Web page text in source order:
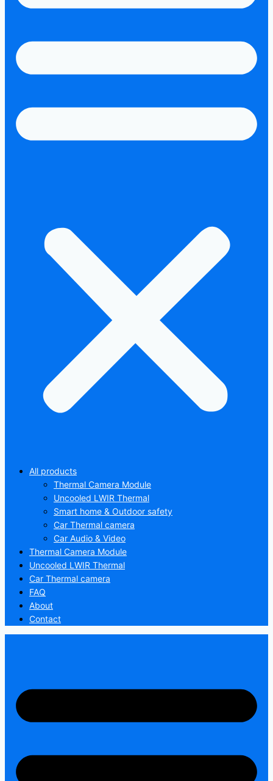
All products
Thermal Camera Module
Uncooled LWIR Thermal
Smart home & Outdoor safety
Car Thermal camera
Car Audio & Video
Thermal Camera Module
Uncooled LWIR Thermal
Car Thermal camera
FAQ
About
Contact